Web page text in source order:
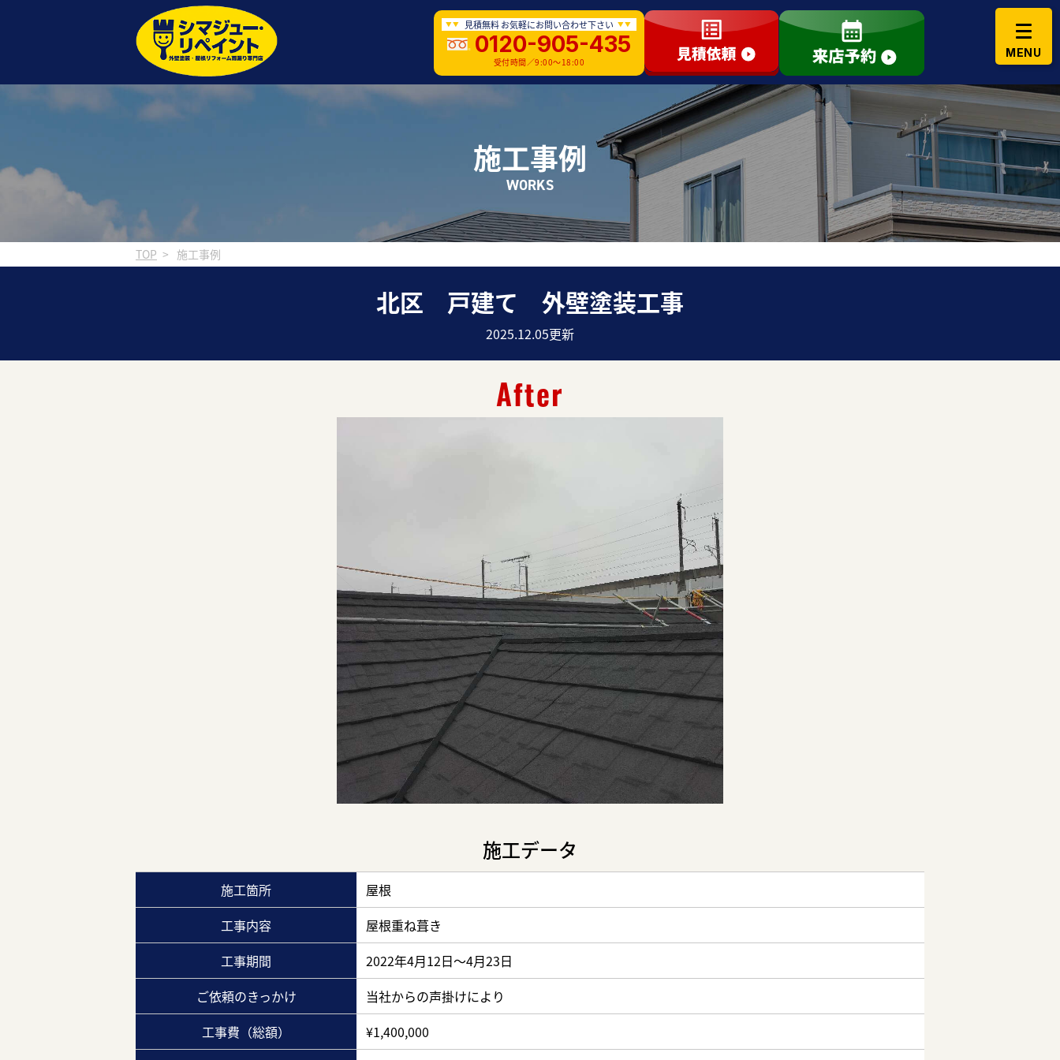
見積無料 お気軽にお問い合わせ下さい
0120-905-435
受付時間／9:00〜18:00
施工事例
WORKS
TOP 施工事例
北区 戸建て 外壁塗装工事
2025.12.05更新
After
施工データ
施工箇所
屋根
工事内容
屋根重ね葺き
工事期間
2022年4月12日～4月23日
ご依頼のきっかけ
当社からの声掛けにより
工事費（総額）
¥1,400,000